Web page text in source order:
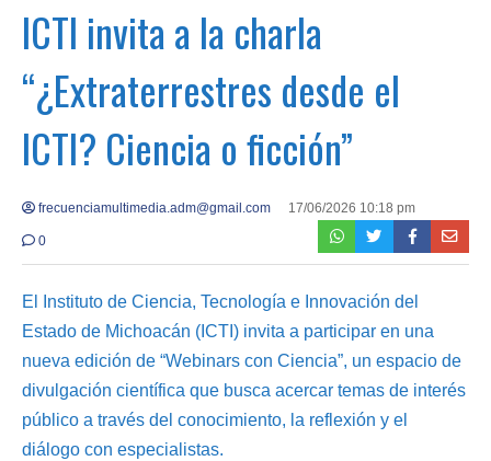
ICTI invita a la charla
“¿Extraterrestres desde el
ICTI? Ciencia o ficción”
frecuenciamultimedia.adm@gmail.com 17/06/2026 10:18 pm
0
El Instituto de Ciencia, Tecnología e Innovación del
Estado de Michoacán (ICTI) invita a participar en una
nueva edición de “Webinars con Ciencia”, un espacio de
divulgación científica que busca acercar temas de interés
público a través del conocimiento, la reflexión y el
diálogo con especialistas.